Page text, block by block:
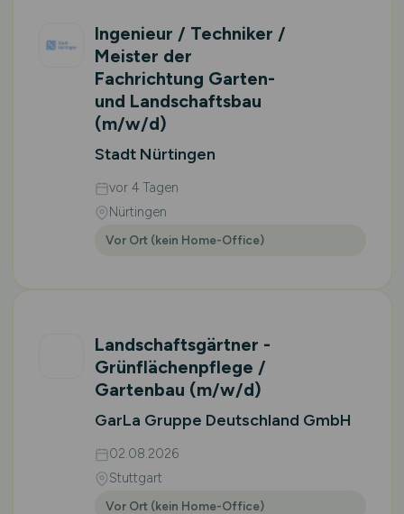
Ingenieur / Techniker /
Meister der
Fachrichtung Garten-
und Landschaftsbau
(m/w/d)
Stadt Nürtingen
vor 4 Tagen
Nürtingen
Vor Ort (kein Home-Office)
Landschaftsgärtner -
Grünflächenpflege /
Gartenbau (m/w/d)
GarLa Gruppe Deutschland GmbH
02.08.2026
Stuttgart
Vor Ort (kein Home-Office)